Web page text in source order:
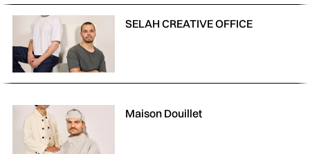
SELAH CREATIVE OFFICE
Maison Douillet